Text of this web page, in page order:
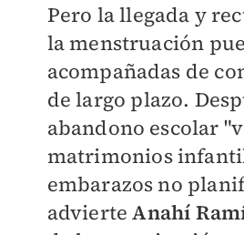
Pero la llegada y
la menstruación
acompañadas de
de largo plazo.
abandono escolar
matrimonios
embarazos no
advierteAnahí